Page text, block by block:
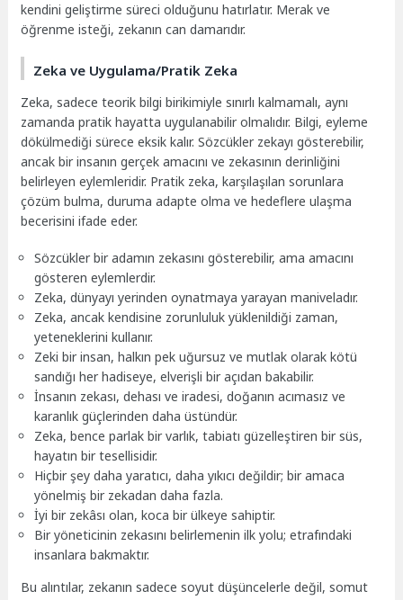
kendini geliştirme süreci olduğunu hatırlatır. Merak ve
öğrenme isteği, zekanın can damarıdır.
Zeka ve Uygulama/Pratik Zeka
Zeka, sadece teorik bilgi birikimiyle sınırlı kalmamalı, aynı
zamanda pratik hayatta uygulanabilir olmalıdır. Bilgi, eyleme
dökülmediği sürece eksik kalır. Sözcükler zekayı gösterebilir,
ancak bir insanın gerçek amacını ve zekasının derinliğini
belirleyen eylemleridir. Pratik zeka, karşılaşılan sorunlara
çözüm bulma, duruma adapte olma ve hedeflere ulaşma
becerisini ifade eder.
Sözcükler bir adamın zekasını gösterebilir, ama amacını
gösteren eylemlerdir.
Zeka, dünyayı yerinden oynatmaya yarayan maniveladır.
Zeka, ancak kendisine zorunluluk yüklenildiği zaman,
yeteneklerini kullanır.
Zeki bir insan, halkın pek uğursuz ve mutlak olarak kötü
sandığı her hadiseye, elverişli bir açıdan bakabilir.
İnsanın zekası, dehası ve iradesi, doğanın acımasız ve
karanlık güçlerinden daha üstündür.
Zeka, bence parlak bir varlık, tabiatı güzelleştiren bir süs,
hayatın bir tesellisidir.
Hiçbir şey daha yaratıcı, daha yıkıcı değildir; bir amaca
yönelmiş bir zekadan daha fazla.
İyi bir zekâsı olan, koca bir ülkeye sahiptir.
Bir yöneticinin zekasını belirlemenin ilk yolu; etrafındaki
insanlara bakmaktır.
Bu alıntılar, zekanın sadece soyut düşüncelerle değil, somut